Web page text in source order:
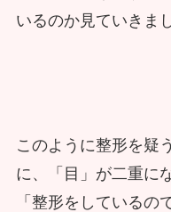
いるのか見ていきま
このように整形を疑
に、「目」が二重に
「整形をしているの